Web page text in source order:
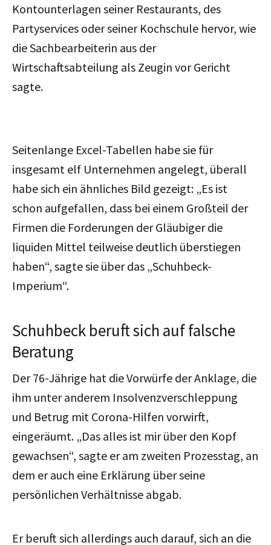
Kontounterlagen seiner Restaurants, des
Partyservices oder seiner Kochschule hervor, wie
die Sachbearbeiterin aus der
Wirtschaftsabteilung als Zeugin vor Gericht
sagte.
Seitenlange Excel-Tabellen habe sie für
insgesamt elf Unternehmen angelegt, überall
habe sich ein ähnliches Bild gezeigt: „Es ist
schon aufgefallen, dass bei einem Großteil der
Firmen die Forderungen der Gläubiger die
liquiden Mittel teilweise deutlich überstiegen
haben“, sagte sie über das „Schuhbeck-
Imperium“.
Schuhbeck beruft sich auf falsche
Beratung
Der 76-Jährige hat die Vorwürfe der Anklage, die
ihm unter anderem Insolvenzverschleppung
und Betrug mit Corona-Hilfen vorwirft,
eingeräumt. „Das alles ist mir über den Kopf
gewachsen“, sagte er am zweiten Prozesstag, an
dem er auch eine Erklärung über seine
persönlichen Verhältnisse abgab.
Er beruft sich allerdings auch darauf, sich an die